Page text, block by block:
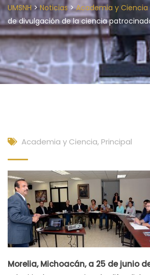
UMSNH>Noticias>Academia y Ciencia
de divulgación de la ciencia
Academia y Ciencia, Principal
Morelia, Michoacán, a 25 de junio